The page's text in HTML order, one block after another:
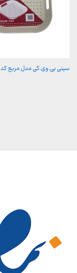
سینی بی.وی.کی مدل مربع کد B 305120